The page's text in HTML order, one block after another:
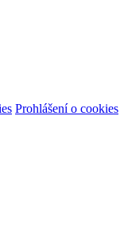
Prohlášení o cookies